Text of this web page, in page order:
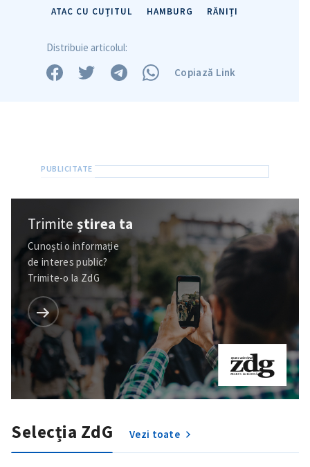
Trimite o informație
Despre ZdG
in English
на русском
ATAC CU CUȚITUL HAMBURG RĂNIȚI
Distribuie articolul:
Copiază Link
Trimiteștirea ta
Cunoști o informație
de interes public?
Trimite-o la ZdG
Selecția ZdG Vezi toate